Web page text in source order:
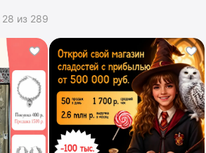
28 из 289